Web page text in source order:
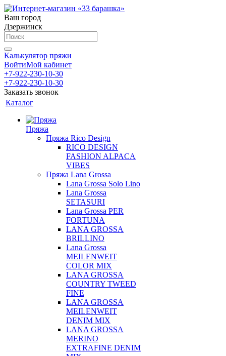
Ваш город
Дзержинск
Калькулятор пряжи
ВойтиМой кабинет
+7-922-230-10-30
+7-922-230-10-30
Заказать звонок
Каталог
Пряжа
Пряжа Rico Design
RICO DESIGN
FASHION ALPACA
VIBES
Пряжа Lana Grossa
Lana Grossa Solo Lino
Lana Grossa
SETASURI
Lana Grossa PER
FORTUNA
LANA GROSSA
BRILLINO
Lana Grossa
MEILENWEIT
COLOR MIX
LANA GROSSA
COUNTRY TWEED
FINE
LANA GROSSA
MEILENWEIT
DENIM MIX
LANA GROSSA
MERINO
EXTRAFINE DENIM